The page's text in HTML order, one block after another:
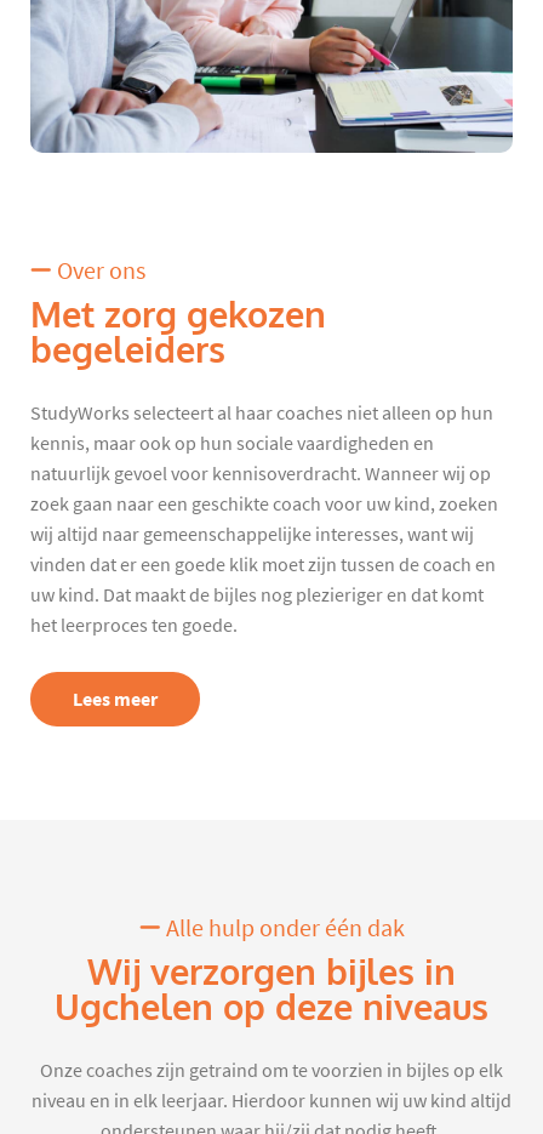
Over ons
Met zorg gekozen
begeleiders
StudyWorks selecteert al haar coaches niet alleen op hun
kennis, maar ook op hun sociale vaardigheden en
natuurlijk gevoel voor kennisoverdracht. Wanneer wij op
zoek gaan naar een geschikte coach voor uw kind, zoeken
wij altijd naar gemeenschappelijke interesses, want wij
vinden dat er een goede klik moet zijn tussen de coach en
uw kind. Dat maakt de bijles nog plezieriger en dat komt
het leerproces ten goede.
Lees meer
Alle hulp onder één dak
Wij verzorgen bijles in
Ugchelen op deze niveaus
Onze coaches zijn getraind om te voorzien in bijles op elk
niveau en in elk leerjaar. Hierdoor kunnen wij uw kind altijd